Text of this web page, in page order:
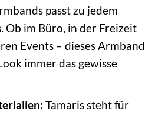
passt zu jedem
Ob im Büro, in der Freizeit
Events – dieses Armband
immer das gewisse
Tamaris steht für